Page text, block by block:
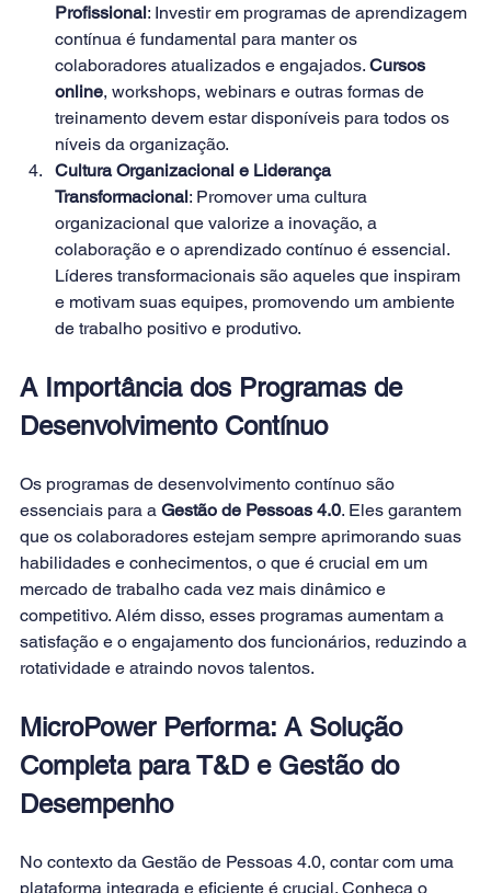
Profissional: Investir em programas de aprendizagem
contínua é fundamental para manter os
colaboradores atualizados e engajados. Cursos
online, workshops, webinars e outras formas de
treinamento devem estar disponíveis para todos os
níveis da organização.
Cultura Organizacional e Liderança
Transformacional: Promover uma cultura
organizacional que valorize a inovação, a
colaboração e o aprendizado contínuo é essencial.
Líderes transformacionais são aqueles que inspiram
e motivam suas equipes, promovendo um ambiente
de trabalho positivo e produtivo.
A Importância dos Programas de
Desenvolvimento Contínuo
Os programas de desenvolvimento contínuo são
essenciais para a Gestão de Pessoas 4.0. Eles garantem
que os colaboradores estejam sempre aprimorando suas
habilidades e conhecimentos, o que é crucial em um
mercado de trabalho cada vez mais dinâmico e
competitivo. Além disso, esses programas aumentam a
satisfação e o engajamento dos funcionários, reduzindo a
rotatividade e atraindo novos talentos.
MicroPower Performa: A Solução
Completa para T&D e Gestão do
Desempenho
No contexto da Gestão de Pessoas 4.0, contar com uma
plataforma integrada e eficiente é crucial. Conheça o